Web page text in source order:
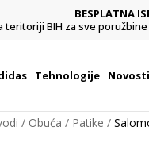
BESPLATNA
teritoriji BIH za sve
Tehnologije Novosti
Obuća Patike